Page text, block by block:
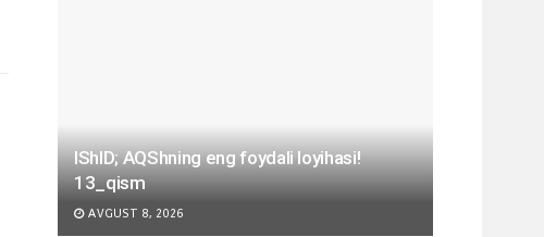
IShID; AQShning eng foydali loyihasi!
13_qism
AVGUST 8, 2026